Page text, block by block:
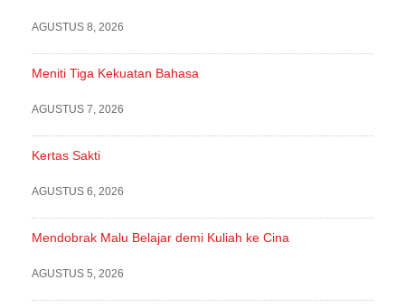
AGUSTUS 8, 2026
Meniti Tiga Kekuatan Bahasa
AGUSTUS 7, 2026
Kertas Sakti
AGUSTUS 6, 2026
Mendobrak Malu Belajar demi Kuliah ke Cina
AGUSTUS 5, 2026